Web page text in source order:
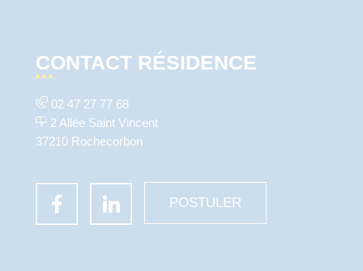
CONTACT RÉSIDENCE
02 47 27 77 68
2 Allée Saint Vincent
37210 Rochecorbon
POSTULER